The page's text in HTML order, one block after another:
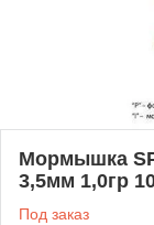
Мормышка
3,5мм 1,0гр
Под заказ